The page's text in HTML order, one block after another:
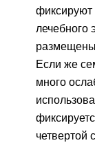
фиксируют
Если же
много
четвертой